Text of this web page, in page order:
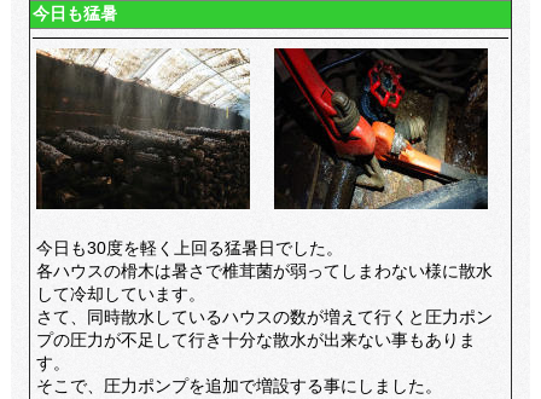
今日も猛暑
今日も30度を軽く上回る猛暑日でした。
各ハウスの榾木は暑さで椎茸菌が弱ってしまわない様に散水
して冷却しています。
さて、同時散水しているハウスの数が増えて行くと圧力ポン
プの圧力が不足して行き十分な散水が出来ない事もありま
す。
そこで、圧力ポンプを追加で増設する事にしました。